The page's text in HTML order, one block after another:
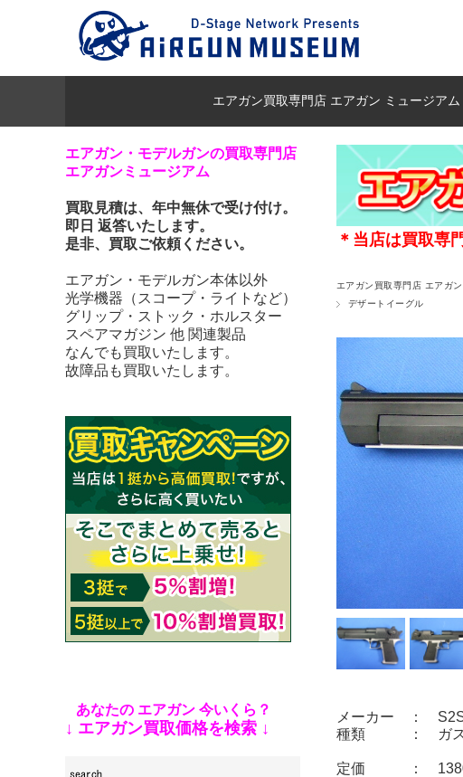
エアガン買取専門店 エアガン ミュージアム
＊当店は買取専
エアガン買取専門店 エアガ
デザートイーグル
メーカー ：
種類 ： ガス・
定価 ：
エアガン・モデルガンの買取専門店
エアガンミュージアム
買取見積は、年中無休で受け付け。
即日 返答いたします。
是非、買取ご依頼ください。
エアガン・モデルガン本体以外
光学機器（スコープ・ライトなど）
グリップ・ストック・ホルスター
スペアマガジン 他 関連製品
なんでも買取いたします。
故障品も買取いたします。
あなたの エアガン 今いくら？
↓ エアガン買取価格を検索 ↓